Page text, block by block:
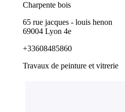
Charpente bois
65 rue jacques - louis henon
69004 Lyon 4e
+33608485860
Travaux de peinture et vitrerie